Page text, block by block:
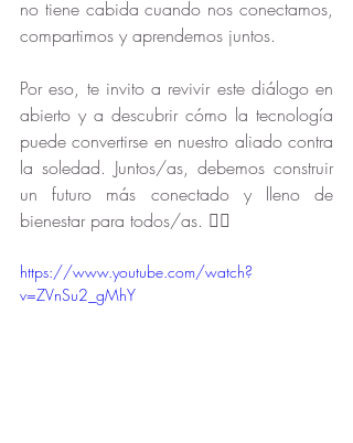
no tiene cabida cuando nos conectamos,
compartimos y aprendemos juntos.
Por eso, te invito a revivir este diálogo en
abierto y a descubrir cómo la tecnología
puede convertirse en nuestro aliado contra
la soledad. Juntos/as, debemos construir
un futuro más conectado y lleno de
bienestar para todos/as. 👇🏻
https://www.youtube.com/watch?
v=ZVnSu2_gMhY